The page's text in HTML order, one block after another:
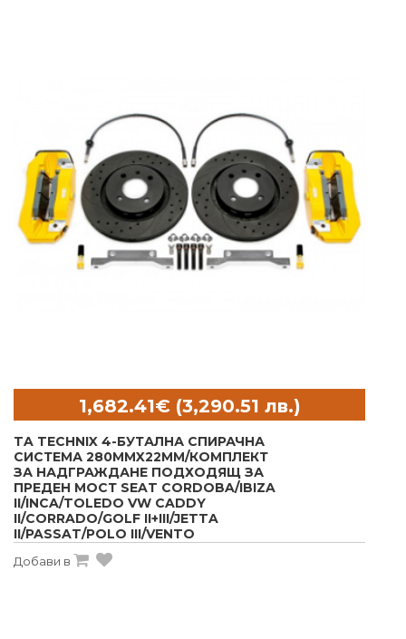
TA TECHNIX 4-БУТАЛНА СПИРАЧНА
СИСТЕМА 280MMX22MM/КОМПЛЕКТ
ЗА НАДГРАЖДАНЕ ПОДХОДЯЩ ЗА
ПРЕДЕН МОСТ SEAT CORDOBA/IBIZA
II/INCA/TOLEDO VW CADDY
II/CORRADO/GOLF II+III/JETTA
II/PASSAT/POLO III/VENTO
Добави в